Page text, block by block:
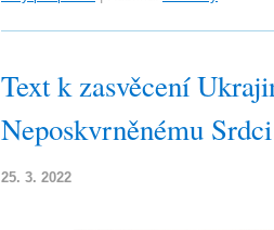
Text k zasvěcení
Neposkvrněnému
25. 3. 2022